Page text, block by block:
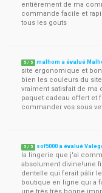
entièrement de ma
commande facile et
tous les gouts
5 / 5 malhom a évalué
site ergonomique et
bien les couleurs du
vraiment satisfait de
paquet cadeau offert et
commander vos sous
5 / 5 sof5000 a évalué
la lingerie que j'ai
absolument divine!une
dentelle qui ferait pâlir
boutique en ligne qui a